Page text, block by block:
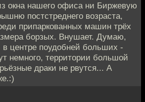
окна нашего офиса ни Биржевую
постстреднего возраста,
припаркованных машин трёх
борзых. Внушает. Думаю,
в центре поудобней больших -
немного, территории большой
драки не рвутся... А